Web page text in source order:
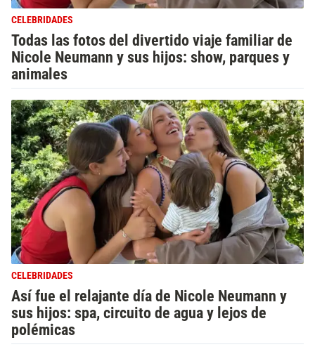
CELEBRIDADES
Todas las fotos del divertido viaje familiar de
Nicole Neumann y sus hijos: show, parques y
animales
CELEBRIDADES
Así fue el relajante día de Nicole Neumann y
sus hijos: spa, circuito de agua y lejos de
polémicas